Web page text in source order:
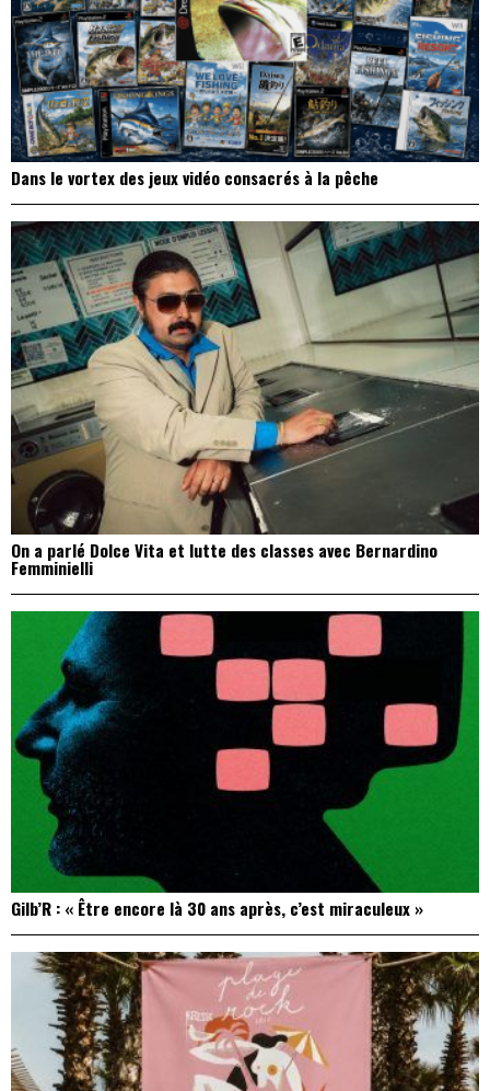
Dans le vortex des jeux vidéo consacrés à la pêche
On a parlé Dolce Vita et lutte des classes avec Bernardino
Femminielli
Gilb’R : « Être encore là 30 ans après, c’est miraculeux »